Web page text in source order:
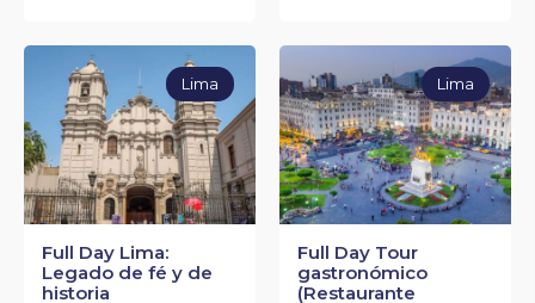
Full Day Lima:
Legado de fé y de
historia
Lima
Full Day Tour
gastronómico
(Restaurante
Lima